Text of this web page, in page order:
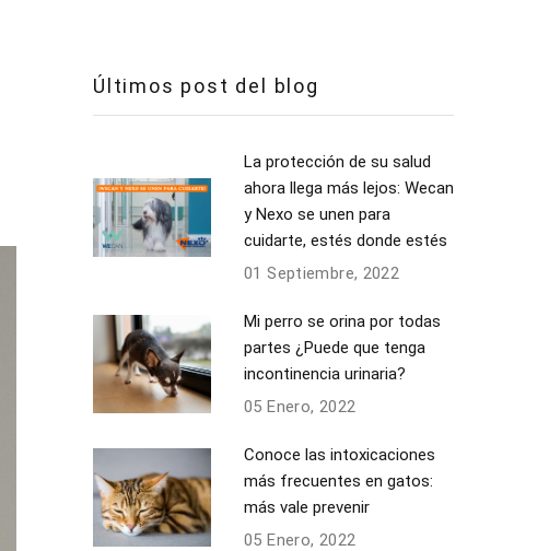
Últimos post del blog
La protección de su salud
ahora llega más lejos: Wecan
y Nexo se unen para
cuidarte, estés donde estés
01 Septiembre, 2022
Mi perro se orina por todas
partes ¿Puede que tenga
incontinencia urinaria?
05 Enero, 2022
Conoce las intoxicaciones
más frecuentes en gatos:
más vale prevenir
05 Enero, 2022